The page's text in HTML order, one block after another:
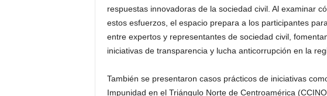
respuestas innovadoras de la sociedad civil. Al examinar
estos esfuerzos, el espacio prepara a los participantes
entre expertos y representantes de sociedad civil,
iniciativas de transparencia y lucha anticorrupción en la
También se presentaron casos prácticos de iniciativas
Impunidad en el Triángulo Norte de Centroamérica